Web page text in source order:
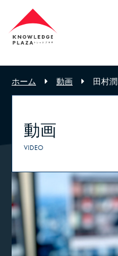
ホーム 動画 田村潤
動画
VIDEO